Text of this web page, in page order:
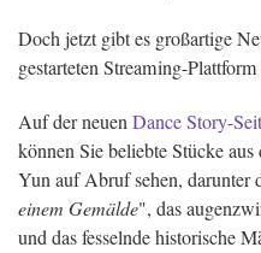
Doch jetzt gibt es großartige
gestarteten Streaming-Plattform
Auf der neuenDance Story-
können Sie beliebte Stücke
Yun auf Abruf sehen, darunter
einem Gemälde", das
und das fesselnde historische